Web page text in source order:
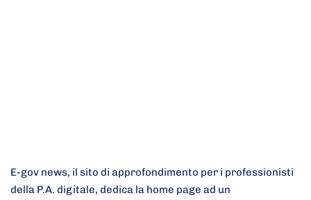
E-gov news, il sito di approfondimento per i professionisti
della P.A. digitale, dedica la home page ad un